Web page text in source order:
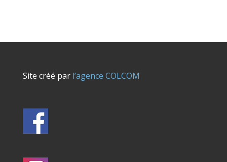
Site créé parl’agence COLCOM